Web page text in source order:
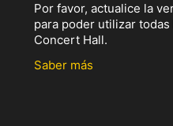
Por favor, actualice la
para poder utilizar
Concert Hall.
Saber más